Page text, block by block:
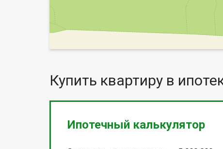
Купить квартиру в
Ипотечный калькулятор